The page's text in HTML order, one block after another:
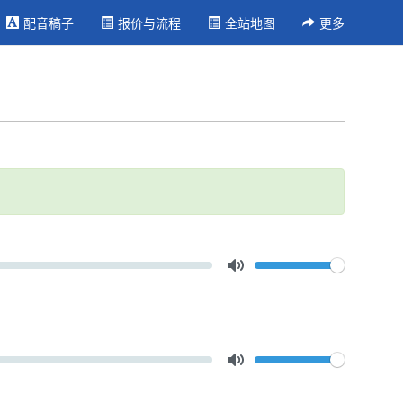
配音稿子 报价与流程 全站地图 更多
Volume
Volume